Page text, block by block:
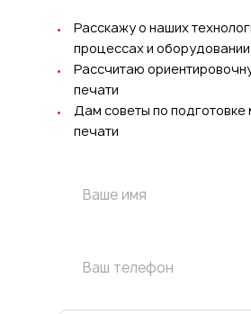
Расскажу о наших
процессах и оборудовании
Рассчитаю
печати
Дам советы по подготовке
печати